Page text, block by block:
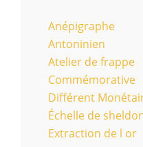
Anépigraphe
Antoninien
Atelier de frappe
Commémorative
Différent
Échelle de
Extraction de l or